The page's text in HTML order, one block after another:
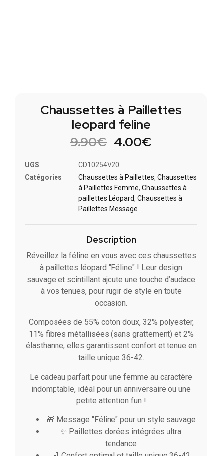
Chaussettes à Paillettes
leopard feline
9.90€ 4.00€
UGS
CD10254V20
Catégories
Chaussettes à Paillette​s, Chaussettes
à Paillettes Femme, Chaussettes à
paillettes Léopard, Chaussettes à
Paillettes Message​
Description
Réveillez la féline en vous avec ces chaussettes
à paillettes léopard "Féline" ! Leur design
sauvage et scintillant ajoute une touche d’audace
à vos tenues, pour rugir de style en toute
occasion.
Composées de 55% coton doux, 32% polyester,
11% fibres métallisées (sans grattement) et 2%
élasthanne, elles garantissent confort et tenue en
taille unique 36-42.
Le cadeau parfait pour une femme au caractère
indomptable, idéal pour un anniversaire ou une
petite attention fun !
🎁 Message "Féline" pour un style sauvage
✨ Paillettes dorées intégrées ultra
tendance